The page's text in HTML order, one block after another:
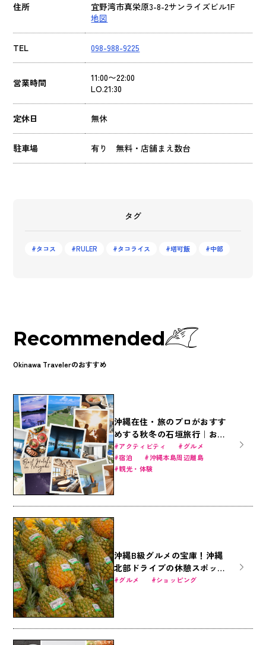
住所
宜野湾市真栄原3-8-2サンライズビル1F
地図
TEL 098-988-9225
営業時間
11:00〜22:00
LO.21:30
定休日 無休
駐車場 有り 無料・店舗まえ数台
タグ
タコス RULER タコライス 塔可飯 中部
Recommended
Okinawa Travelerのおすすめ
沖縄在住・旅のプロがおすす
めする秋冬の石垣旅行｜おす
すめ宿泊施設（17選）とグル
メまで総整理！
アクティビティ
グルメ
宿泊
沖縄本島周辺離島
観光・体験
沖縄B級グルメの宝庫！沖縄
北部ドライブの休憩スポット
「道の駅許田」の魅力に迫る
グルメ ショッピング